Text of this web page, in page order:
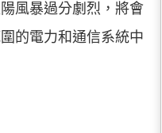
風暴過分劇烈，將會
的電力和通信系統中